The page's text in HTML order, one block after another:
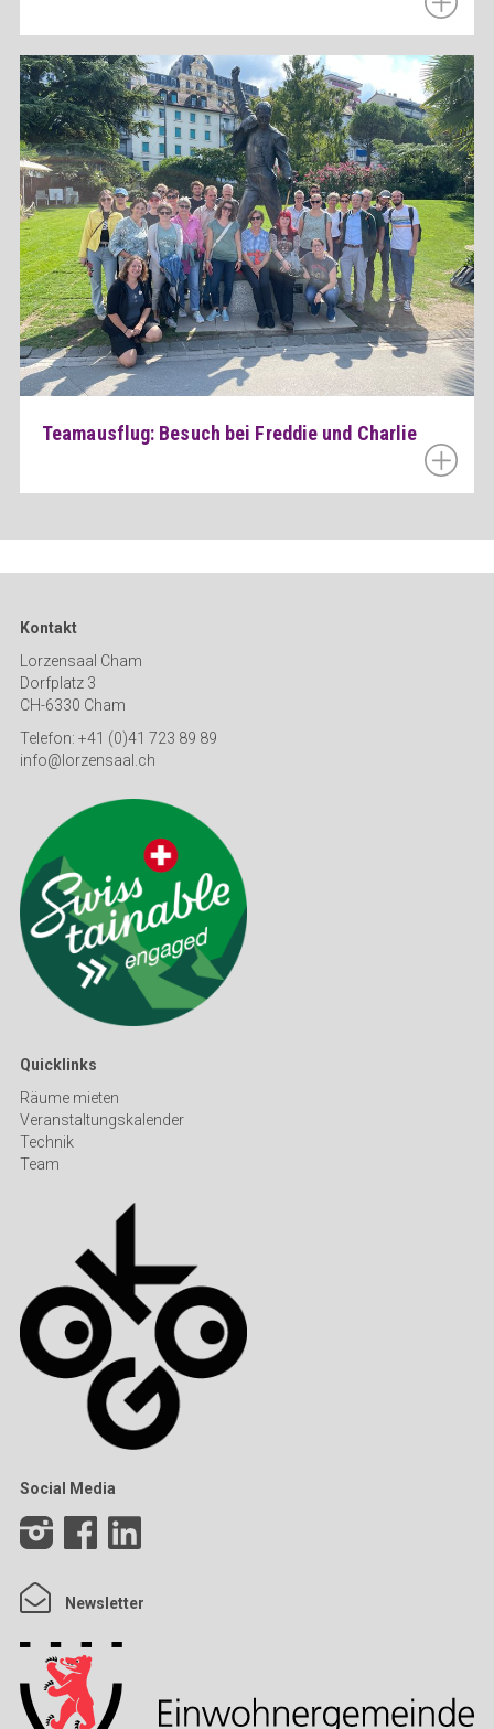
Teamausflug: Besuch bei Freddie und Charlie
Kontakt
Lorzensaal Cham
Dorfplatz 3
CH-6330 Cham
Telefon: +41 (0)41 723 89 89
info@lorzensaal.ch
Quicklinks
Räume mieten
Veranstaltungskalender
Technik
Team
Social Media
Newsletter